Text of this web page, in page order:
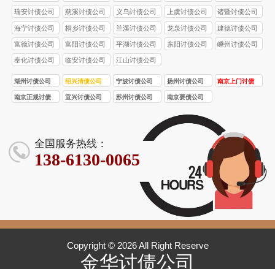
瑞安讨债公司 慈溪讨债公司 义乌讨债公司 上虞讨债公司 诸暨讨债公司
海宁讨债公司 桐乡讨债公司 兰溪讨债公司 龙泉讨债公司 建德讨债公司
富德讨债公司 富阳讨债公司 平湖讨债公司 东阳讨债公司 嵊州讨债公司
奉化讨债公司 临安讨债公司 江山讨债公司
湖州讨债公司 绍兴清债公司 宁波讨债公司 扬州讨债公司
南京上门讨债
南京正规讨债
宜兴讨债公司 苏州讨债公司 南京要债公司
全国服务热线：
138-6130-0065
Copyright © 2026 All Right Reserve
金华讨债公司